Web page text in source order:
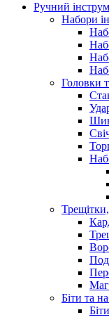
Ручний
Набори
Головки
Біти та
Біти